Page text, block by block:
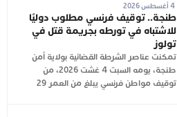
4 أغسطس 2026
طنجة.. توقيف فرنسي مطلوب دوليًا
للاشتباه في تورطه بجريمة قتل في
تولوز
تمكنت عناصر الشرطة القضائية بولاية أمن
طنجة، يومه السبت 4 غشت 2026، من
توقيف مواطن فرنسي يبلغ من العمر 29